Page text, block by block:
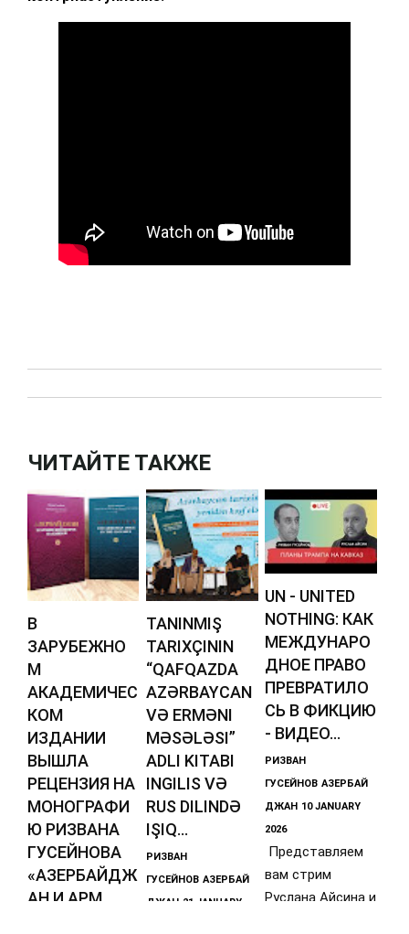
ЧИТАЙТЕ ТАКЖЕ
В
ЗАРУБЕЖНО
М
АКАДЕМИЧЕС
КОМ
ИЗДАНИИ
ВЫШЛА
РЕЦЕНЗИЯ НА
МОНОГРАФИ
Ю РИЗВАНА
ГУСЕЙНОВА
«АЗЕРБАЙДЖ
АН И АРМ...
TANINMIŞ
TARIXÇININ
“QAFQAZDA
AZƏRBAYCAN
VƏ ERMƏNI
MƏSƏLƏSI”
ADLI KITABI
INGILIS VƏ
RUS DILINDƏ
IŞIQ...
РИЗВАН
ГУСЕЙНОВ АЗЕРБАЙ
ДЖАН 21 JANUARY
UN - UNITED
NOTHING: КАК
МЕЖДУНАРО
ДНОЕ ПРАВО
ПРЕВРАТИЛО
СЬ В ФИКЦИЮ
- ВИДЕО...
РИЗВАН
ГУСЕЙНОВ АЗЕРБАЙ
ДЖАН 10 JANUARY
2026
Представляем
вам стрим
Руслана Айсина и